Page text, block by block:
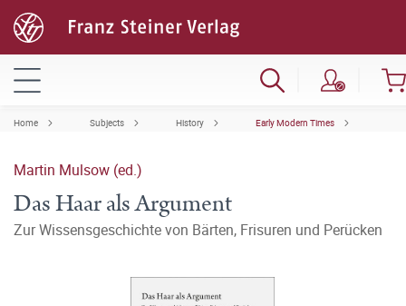
Home Subjects History Early Modern Times
Martin Mulsow (ed.)
Das Haar als Argument
Zur Wissensgeschichte von Bärten, Frisuren und Perücken